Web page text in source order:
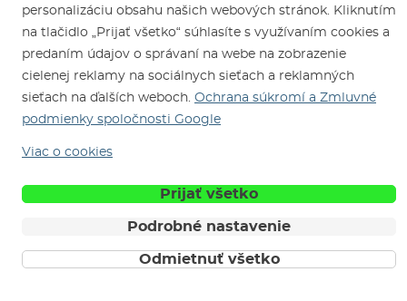
Požičovňa
Servis a opravy
© 2026 SNOWBOARD ZEZULA s.r.o.
Obchodné podmienky CookiesOchrana osobných údajov
personalizáciu obsahu našich webových stránok. Kliknutím
na tlačidlo „Prijať všetko“ súhlasíte s využívaním cookies a
predaním údajov o správaní na webe na zobrazenie
cielenej reklamy na sociálnych sieťach a reklamných
sieťach na ďalších weboch. Ochrana súkromí a Zmluvné
podmienky spoločnosti Google
Viac o cookies
Prijať všetko
Podrobné nastavenie
Odmietnuť všetko